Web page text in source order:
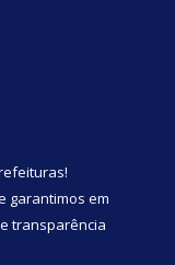
!
garantimos em
transparência